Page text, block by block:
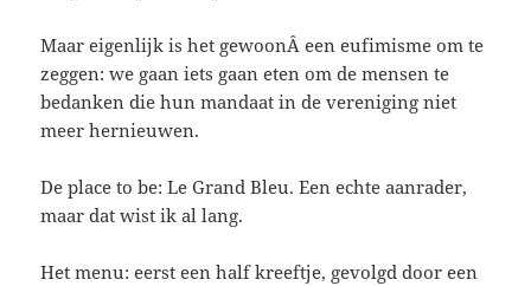
Maar eigenlijk is het gewoonÂ een eufimisme om te
zeggen: we gaan iets gaan eten om de mensen te
bedanken die hun mandaat in de vereniging niet
meer hernieuwen.
De place to be: Le Grand Bleu. Een echte aanrader,
maar dat wist ik al lang.
Het menu: eerst een half kreeftje, gevolgd door een